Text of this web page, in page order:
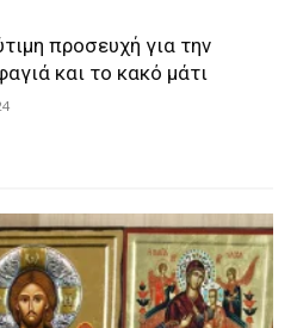
προσευχή για την
και το κακό μάτι